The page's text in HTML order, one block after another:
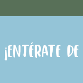
¡Entérate